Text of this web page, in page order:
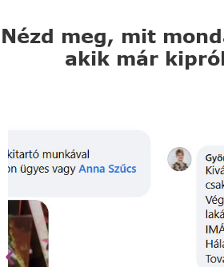
Nézd meg, mit
akik már